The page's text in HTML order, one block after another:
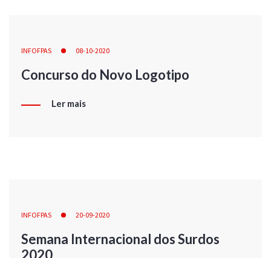
INFOFPAS 08-10-2020
Concurso do Novo Logotipo
Ler mais
INFOFPAS 20-09-2020
Semana Internacional dos Surdos